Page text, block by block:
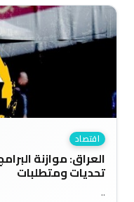
اقتصاد
العراق: موازنة
تحديات ومتطلبات
..